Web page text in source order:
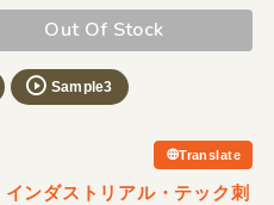
Out Of Stock
Sample3
Translate
ンダストリアル・テック刺